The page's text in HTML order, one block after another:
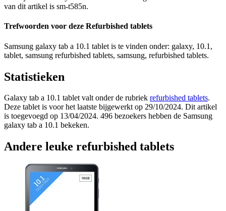
van dit artikel is sm-t585n.
Trefwoorden voor deze Refurbished tablets
Samsung galaxy tab a 10.1 tablet is te vinden onder: galaxy, 10.1,
tablet, samsung refurbished tablets, samsung, refurbished tablets.
Statistieken
Galaxy tab a 10.1 tablet valt onder de rubriek refurbished tablets.
Deze tablet is voor het laatste bijgewerkt op 29/10/2024. Dit artikel
is toegevoegd op 13/04/2024. 496 bezoekers hebben de Samsung
galaxy tab a 10.1 bekeken.
Andere leuke refurbished tablets